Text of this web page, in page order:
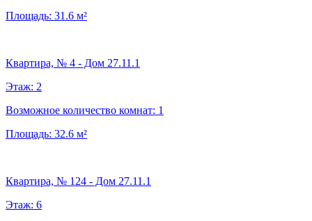
Площадь: 31.6 м²
Квартира, № 4 - Дом 27.11.1
Этаж: 2
Возможное количество комнат: 1
Площадь: 32.6 м²
Квартира, № 124 - Дом 27.11.1
Этаж: 6